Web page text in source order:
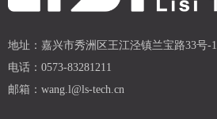
地址： 嘉兴市秀洲区王江泾镇兰宝路33号-1
电话： 0573-83281211
邮箱： wang.l@ls-tech.cn